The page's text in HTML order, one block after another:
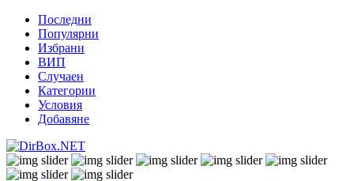
Последни
Популярни
Избрани
ВИП
Случаен
Категории
Условия
Добавяне